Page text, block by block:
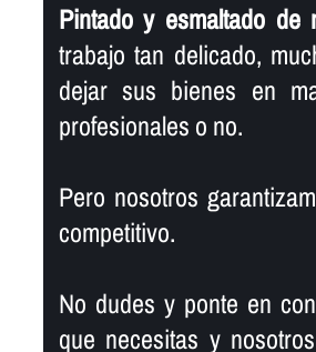
Pintado y esmaltado de
trabajo tan delicado,
dejar sus bienes en
profesionales o no.
Pero nosotros
competitivo.
No dudes y ponte en
que necesitas y